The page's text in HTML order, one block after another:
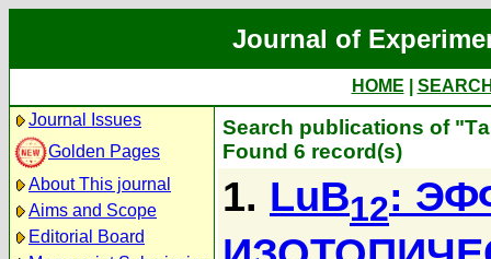
Journal of
HOME
Journal Issues
Golden Pages
About This journal
Aims and Scope
Editorial Board
Search publications of
Found 6 record(s)
1. LuB12: